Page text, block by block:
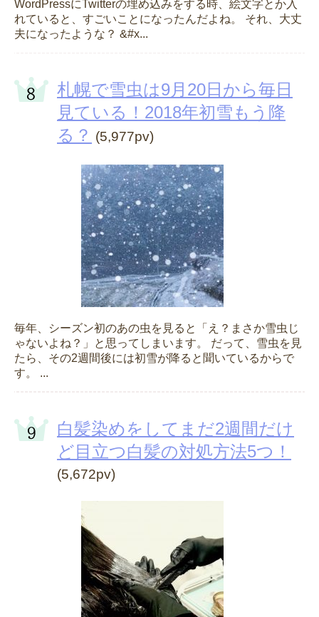
WordPressにTwitterの埋め込みをする時、絵文字とか入
れていると、すごいことになったんだよね。 それ、大丈
夫になったような？ &#x...
札幌で雪虫は9月20日から毎日
見ている！2018年初雪もう降
る？ (5,977pv)
毎年、シーズン初のあの虫を見ると「え？まさか雪虫じ
ゃないよね？」と思ってしまいます。 だって、雪虫を見
たら、その2週間後には初雪が降ると聞いているからで
す。 ...
白髪染めをしてまだ2週間だけ
ど目立つ白髪の対処方法5つ！
(5,672pv)